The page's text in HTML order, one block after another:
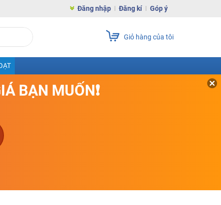
Đăng nhập Đăng kí Góp ý
Giỏ hàng của tôi
BẠN MUỐN❗